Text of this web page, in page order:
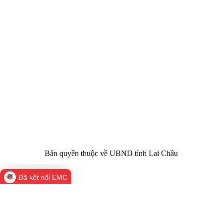
Bản quyền thuộc về UBND tỉnh Lai Châu
Đã kết nối EMC